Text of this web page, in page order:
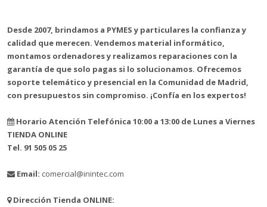
Desde 2007, brindamos a PYMES y particulares la confianza y
calidad que merecen. Vendemos material informático,
montamos ordenadores y realizamos reparaciones con la
garantía de que solo pagas si lo solucionamos. Ofrecemos
soporte telemático y presencial en la Comunidad de Madrid,
con presupuestos sin compromiso. ¡Confía en los expertos!
Horario Atención Telefónica 10:00 a 13:00 de Lunes a Viernes
TIENDA ONLINE
Tel. 91 505 05 25
Email: comercial@inintec.com
Dirección Tienda ONLINE: